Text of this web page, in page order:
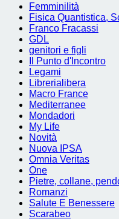
Femminilità
Fisica Quantistica,
Franco Fracassi
GDL
genitori e figli
Il Punto d'Incontro
Legami
Librerialibera
Macro France
Mediterranee
Mondadori
My Life
Novità
Nuova IPSA
Omnia Veritas
One
Pietre, collane,
Romanzi
Salute E Benessere
Scarabeo